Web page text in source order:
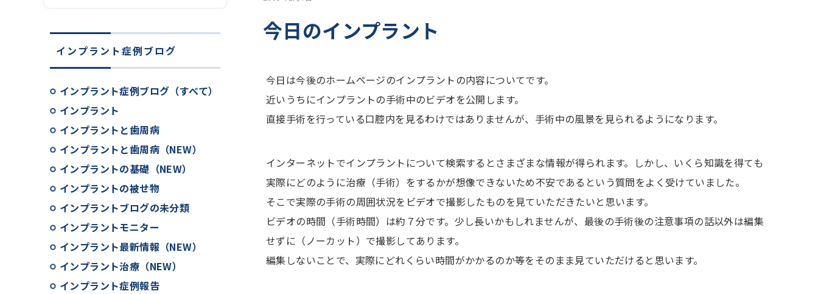
インプラント症例ブログ
インプラント症例ブログ（すべて）
インプラント
インプラントと歯周病
インプラントと歯周病（NEW）
インプラントの基礎（NEW）
インプラントの被せ物
インプラントブログの未分類
インプラントモニター
インプラント最新情報（NEW）
インプラント治療（NEW）
インプラント症例報告
今日のインプラント
今日は今後のホームページのインプラントの内容についてです。
近いうちにインプラントの手術中のビデオを公開します。
直接手術を行っている口腔内を見るわけではありませんが、手術中の風景を見られるようになります。
インターネットでインプラントについて検索するとさまざまな情報が得られます。しかし、いくら知識を得ても
実際にどのように治療（手術）をするかが想像できないため不安であるという質問をよく受けていました。
そこで実際の手術の周囲状況をビデオで撮影したものを見ていただきたいと思います。
ビデオの時間（手術時間）は約７分です。少し長いかもしれませんが、最後の手術後の注意事項の話以外は編集
せずに（ノーカット）で撮影してあります。
編集しないことで、実際にどれくらい時間がかかるのか等をそのまま見ていただけると思います。